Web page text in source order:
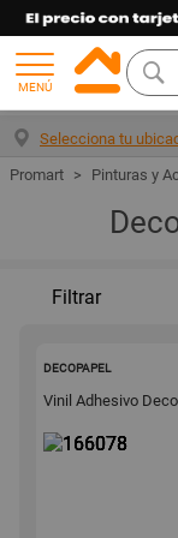
MENÚ
Selecciona tu
Pinturas y
Filtrar
DECOPAPEL
Vinil Adhesivo